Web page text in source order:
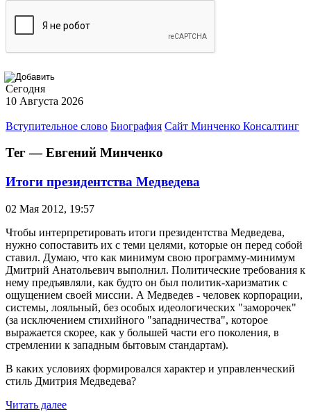
Сегодня
10 Августа 2026
Вступительное слово Биография Сайт Минченко Консалтинг
Тег — Евгений Минченко
Итоги президентства Медведева
02 Мая 2012, 19:57
Чтобы интерпретировать итоги президентства Медведева,
нужно сопоставить их с теми целями, которые он перед собой
ставил. Думаю, что как минимум свою программу-минимум
Дмитрий Анатольевич выполнил. Политические требования к
нему предъявляли, как будто он был политик-харизматик с
ощущением своей миссии. А Медведев - человек корпорации,
системы, лояльный, без особых идеологических "заморочек"
(за исключением стихийного "западничества", которое
выражается скорее, как у большей части его поколения, в
стремлении к западным бытовым стандартам).
В каких условиях формировался характер и управленческий
стиль Дмитрия Медведева?
Читать далее